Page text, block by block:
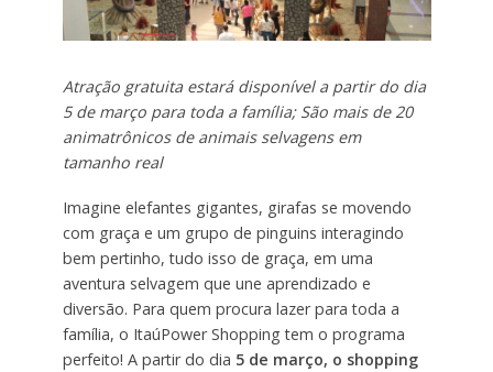
Atração gratuita estará disponível a partir do dia
5 de março para toda a família; São mais de 20
animatrônicos de animais selvagens em
tamanho real
Imagine elefantes gigantes, girafas se movendo
com graça e um grupo de pinguins interagindo
bem pertinho, tudo isso de graça, em uma
aventura selvagem que une aprendizado e
diversão. Para quem procura lazer para toda a
família, o ItaúPower Shopping tem o programa
perfeito! A partir do dia 5 de março, o shopping